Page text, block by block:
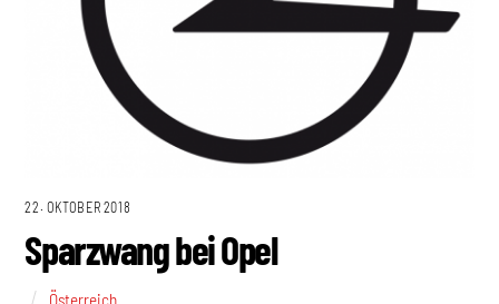
22. OKTOBER 2018
Sparzwang bei Opel
Österreich